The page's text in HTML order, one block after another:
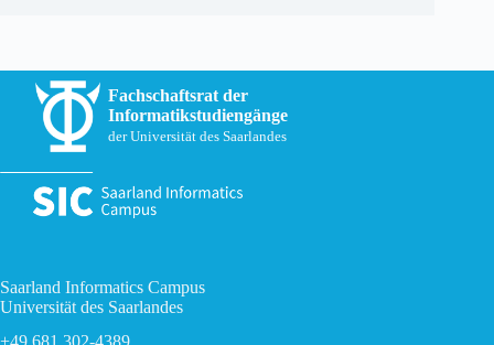
Fachschaftsrat der
Informatikstudiengänge
der Universität des Saarlandes
Saarland Informatics Campus
Universität des Saarlandes